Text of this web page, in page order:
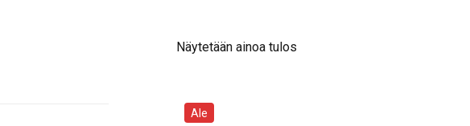
Näytetään ainoa tulos
Ale